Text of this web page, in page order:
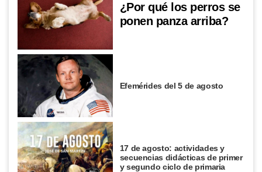
¿Por qué los perros se
ponen panza arriba?
Efemérides del 5 de agosto
17 de agosto: actividades y
secuencias didácticas de primer
y segundo ciclo de primaria